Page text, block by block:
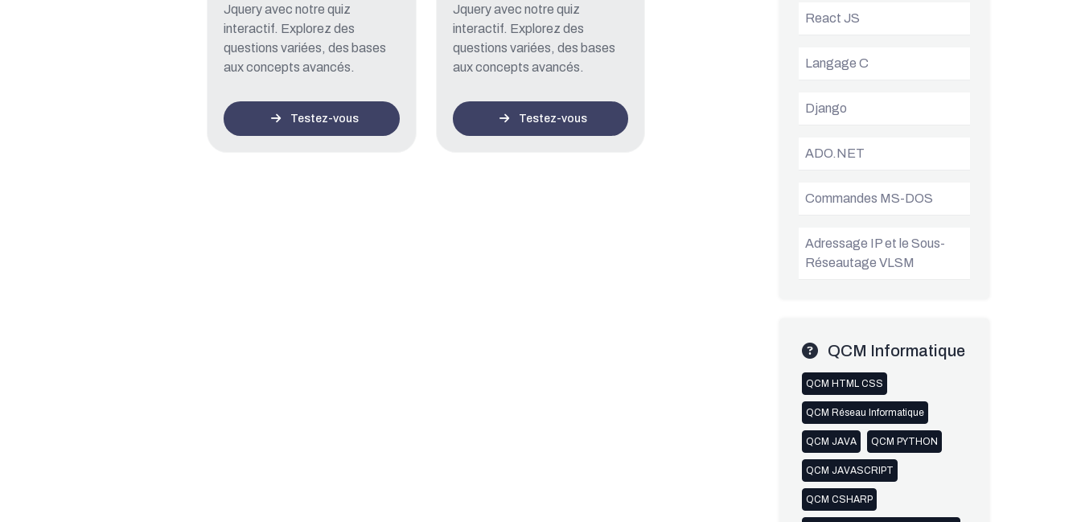
Jquery avec notre quiz
interactif. Explorez des
questions variées, des bases
aux concepts avancés.
Testez-vous
Jquery avec notre quiz
interactif. Explorez des
questions variées, des bases
aux concepts avancés.
Testez-vous
React JS
Langage C
Django
ADO.NET
Commandes MS-DOS
Adressage IP et le Sous-
Réseautage VLSM
QCM Informatique
QCM HTML CSS
QCM Réseau Informatique
QCM JAVA QCM PYTHON
QCM JAVASCRIPT
QCM CSHARP